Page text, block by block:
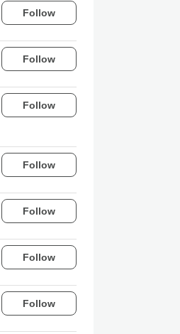
Follow
Follow
Follow
Follow
Follow
Follow
Follow